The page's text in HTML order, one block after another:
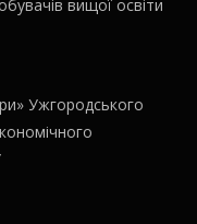
вищої освіти
Ужгородського